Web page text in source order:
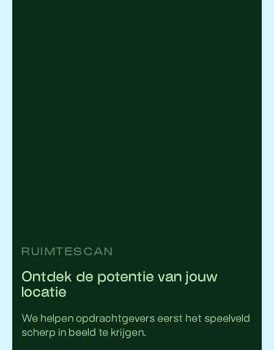
RUIMTESCAN
Ontdek de potentie van jouw
locatie
We helpen opdrachtgevers eerst het speelveld
scherp in beeld te krijgen.